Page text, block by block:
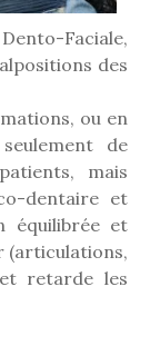
Faciale,
des
ou en
de
mais
dentaire et
équilibrée et
(articulations,
retarde les